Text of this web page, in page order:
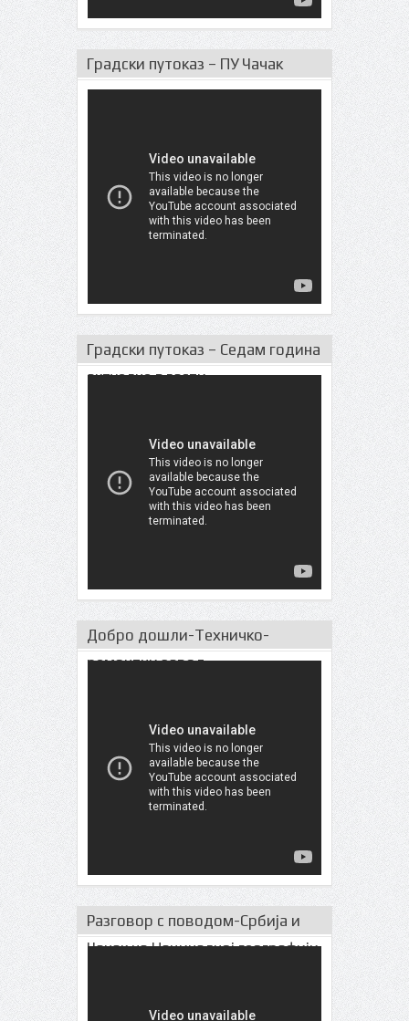
Градски путоказ – ПУ Чачак
Градски путоказ – Седам година
актуeлне власти
Добро дошли-Техничко-
ремонтни завод
Разговор с поводом-Србија и
Чачак на Нациналној географији